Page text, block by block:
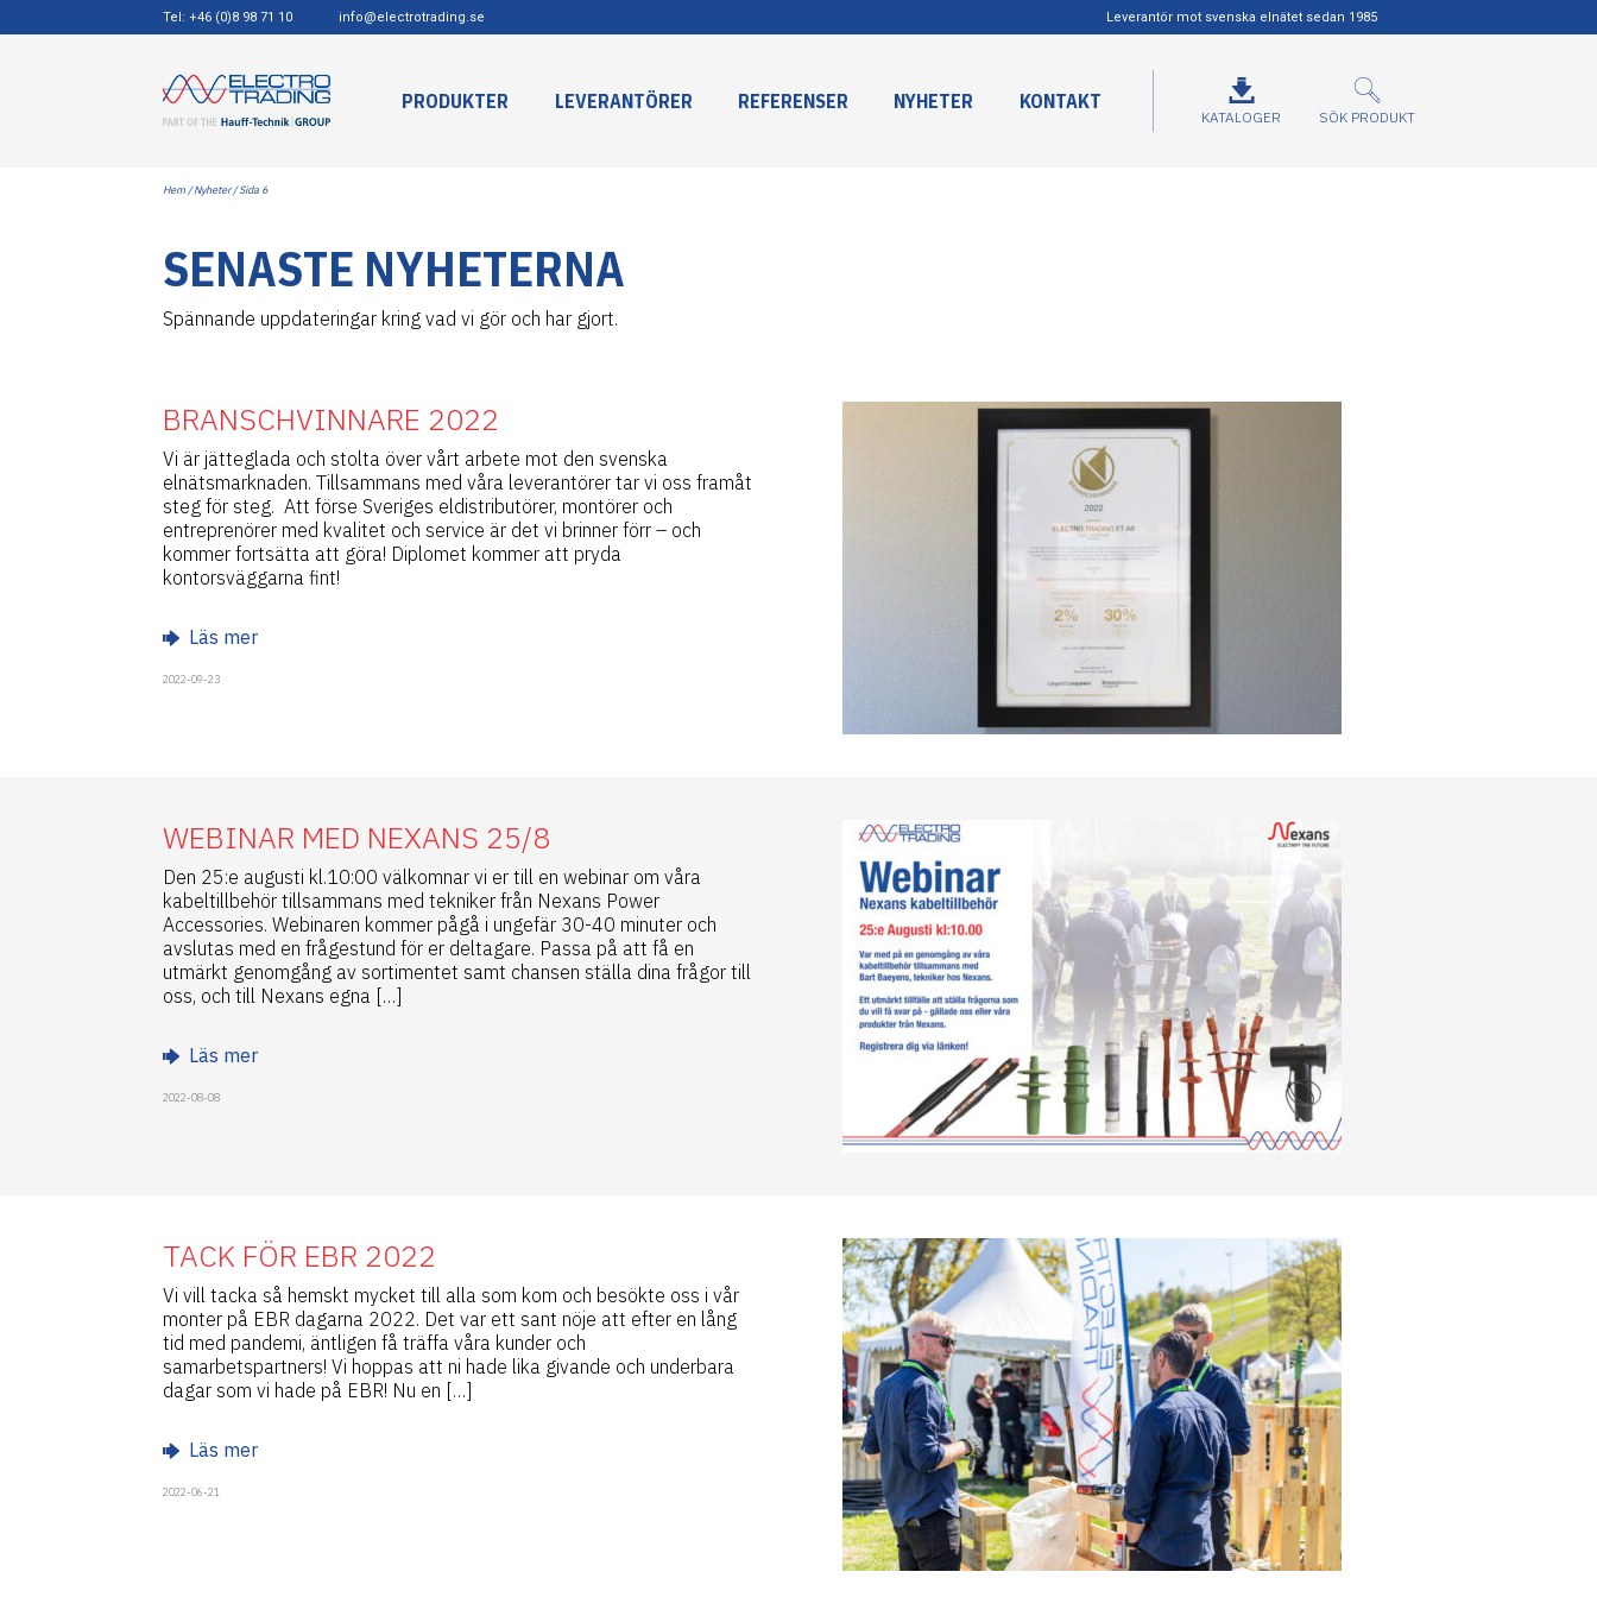
Tel: +46 (0)8 98 71 10 info@electrotrading.se Leverantör mot svenska elnätet sedan 1985
PRODUKTER LEVERANTÖRER REFERENSER NYHETER KONTAKT
KATALOGER SÖK PRODUKT
Hem /Nyheter/ Sida 6
SENASTE NYHETERNA
Spännande uppdateringar kring vad vi gör och har gjort.
BRANSCHVINNARE 2022
Vi är jätteglada och stolta över vårt arbete mot den svenska
elnätsmarknaden. Tillsammans med våra leverantörer tar vi oss framåt
steg för steg. Att förse Sveriges eldistributörer, montörer och
entreprenörer med kvalitet och service är det vi brinner förr – och
kommer fortsätta att göra! Diplomet kommer att pryda
kontorsväggarna fint!
Läs mer
2022-09-23
WEBINAR MED NEXANS 25/8
Den 25:e augusti kl.10:00 välkomnar vi er till en webinar om våra
kabeltillbehör tillsammans med tekniker från Nexans Power
Accessories. Webinaren kommer pågå i ungefär 30-40 minuter och
avslutas med en frågestund för er deltagare. Passa på att få en
utmärkt genomgång av sortimentet samt chansen ställa dina frågor till
oss, och till Nexans egna […]
Läs mer
2022-08-08
TACK FÖR EBR 2022
Vi vill tacka så hemskt mycket till alla som kom och besökte oss i vår
monter på EBR dagarna 2022. Det var ett sant nöje att efter en lång
tid med pandemi, äntligen få träffa våra kunder och
samarbetspartners! Vi hoppas att ni hade lika givande och underbara
dagar som vi hade på EBR! Nu en […]
Läs mer
2022-06-21